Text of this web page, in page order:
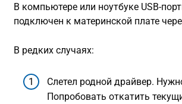
В компьютере или ноутбуке USB-
подключен к материнской плате
В редких случаях:
Слетел родной драйвер.
Попробовать откатить